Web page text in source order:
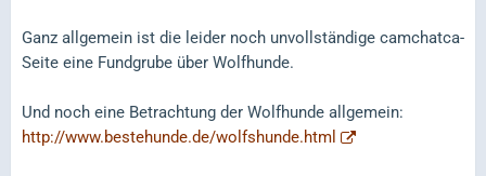
Ganz allgemein ist die leider noch unvollständige camchatca-
Seite eine Fundgrube über Wolfhunde.
Und noch eine Betrachtung der Wolfhunde allgemein:
http://www.bestehunde.de/wolfshunde.html